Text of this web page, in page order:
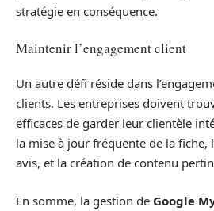
stratégie en conséquence.
Maintenir l’engagement client
Un autre défi réside dans
clients. Les entreprises doivent
efficaces de garder leur clientèle
la mise à jour fréquente de la fiche,
avis, et la création de contenu
En somme, la gestion de Google